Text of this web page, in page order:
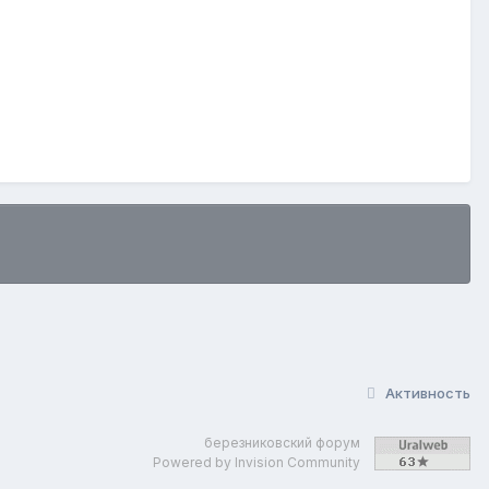
Активность
березниковский форум
Powered by Invision Community